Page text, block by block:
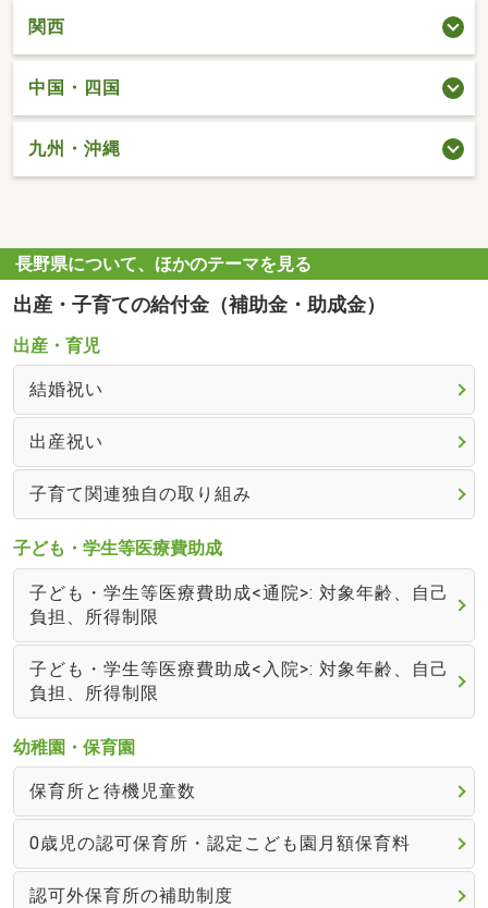
関西
中国・四国
九州・沖縄
長野県について、ほかのテーマを見る
出産・子育ての給付金（補助金・助成金）
出産・育児
結婚祝い
出産祝い
子育て関連独自の取り組み
子ども・学生等医療費助成
子ども・学生等医療費助成<通院>: 対象年齢、自己
負担、所得制限
子ども・学生等医療費助成<入院>: 対象年齢、自己
負担、所得制限
幼稚園・保育園
保育所と待機児童数
0歳児の認可保育所・認定こども園月額保育料
認可外保育所の補助制度